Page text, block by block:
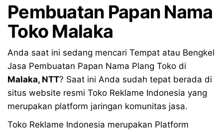
Pembuatan Papan Nama
Toko Malaka
Anda saat ini sedang mencari Tempat atau Bengkel
Jasa Pembuatan Papan Nama Plang Toko di
Malaka, NTT? Saat ini Anda sudah tepat berada di
situs website resmi Toko Reklame Indonesia yang
merupakan platform jaringan komunitas jasa.
Toko Reklame Indonesia merupakan Platform